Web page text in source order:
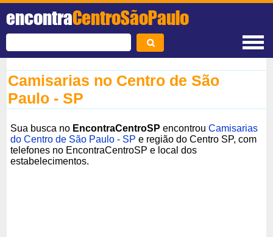
encontraCentroSãoPaulo
Camisarias no Centro de São
Paulo - SP
Sua busca no EncontraCentroSP encontrouCamisarias
do Centro de São Paulo - SP e região do Centro SP, com
telefones no EncontraCentroSP e local dos
estabelecimentos.